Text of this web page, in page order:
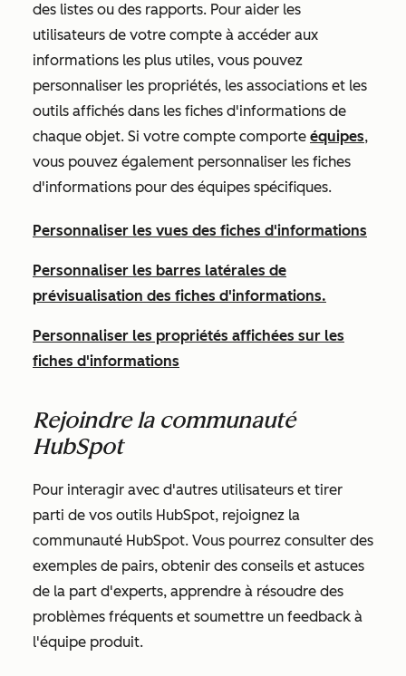
des listes ou des rapports. Pour aider les
utilisateurs de votre compte à accéder aux
informations les plus utiles, vous pouvez
personnaliser les propriétés, les associations et les
outils affichés dans les fiches d'informations de
chaque objet. Si votre compte comporte équipes,
vous pouvez également personnaliser les fiches
d'informations pour des équipes spécifiques.
Personnaliser les vues des fiches d'informations
Personnaliser les barres latérales de
prévisualisation des fiches d'informations.
Personnaliser les propriétés affichées sur les
fiches d'informations
Rejoindre la communauté
HubSpot
Pour interagir avec d'autres utilisateurs et tirer
parti de vos outils HubSpot, rejoignez la
communauté HubSpot. Vous pourrez consulter des
exemples de pairs, obtenir des conseils et astuces
de la part d'experts, apprendre à résoudre des
problèmes fréquents et soumettre un feedback à
l'équipe produit.